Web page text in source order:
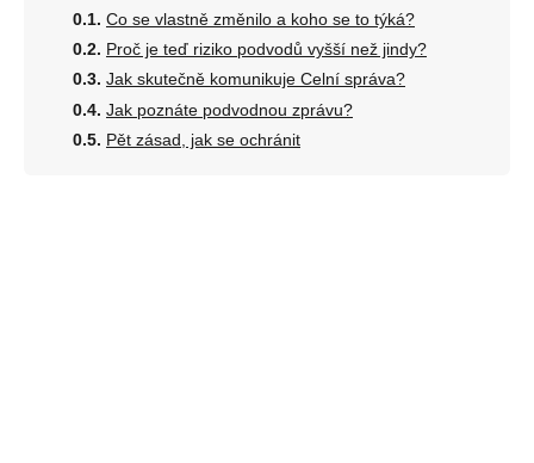
Co se vlastně změnilo a koho se to týká?
Proč je teď riziko podvodů vyšší než jindy?
Jak skutečně komunikuje Celní správa?
Jak poznáte podvodnou zprávu?
Pět zásad, jak se ochránit